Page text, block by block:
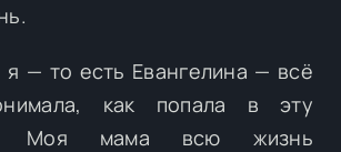
я — то есть Евангелина — всё
как попала в эту
Моя мама всю жизнь